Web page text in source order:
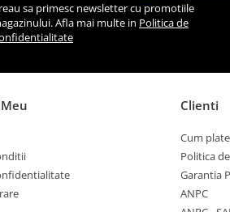
sa primesc newsletter cu promotiile
Afla mai multe in Politica de
Clienti
Cum
Politica
Garantia
ANPC